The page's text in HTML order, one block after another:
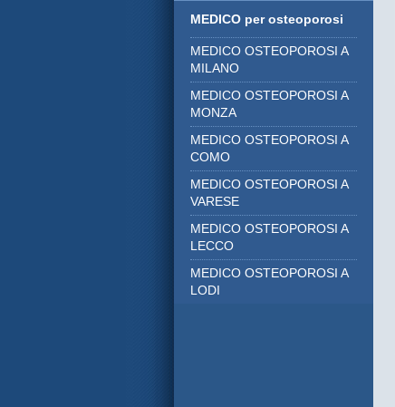
MEDICO per osteoporosi
MEDICO OSTEOPOROSI A
MILANO
MEDICO OSTEOPOROSI A
MONZA
MEDICO OSTEOPOROSI A
COMO
MEDICO OSTEOPOROSI A
VARESE
MEDICO OSTEOPOROSI A
LECCO
MEDICO OSTEOPOROSI A
LODI